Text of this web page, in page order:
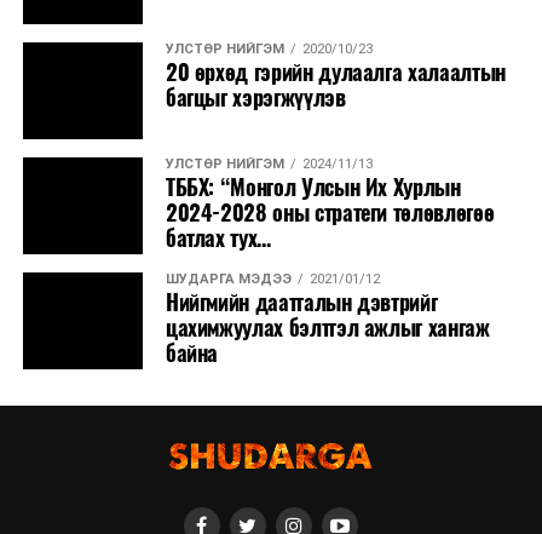
УЛСТӨР НИЙГЭМ 2020/10/23
20 өрхөд гэрийн дулаалга халаалтын
багцыг хэрэгжүүлэв
УЛСТӨР НИЙГЭМ 2024/11/13
ТББХ: “Монгол Улсын Их Хурлын
2024-2028 оны стратеги төлөвлөгөө
батлах тух...
ШУДАРГА МЭДЭЭ 2021/01/12
Нийгмийн даатгалын дэвтрийг
цахимжуулах бэлтгэл ажлыг хангаж
байна